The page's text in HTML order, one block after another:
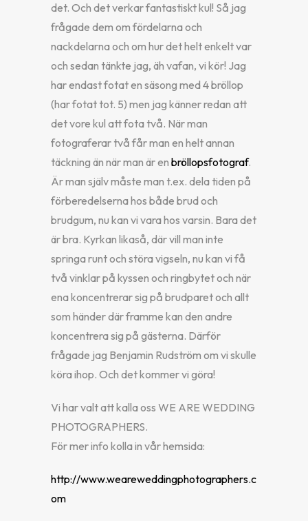
det. Och det verkar fantastiskt kul! Så jag
frågade dem om fördelarna och
nackdelarna och om hur det helt enkelt var
och sedan tänkte jag, äh vafan, vi kör! Jag
har endast fotat en säsong med 4 bröllop
(har fotat tot. 5) men jag känner redan att
det vore kul att fota två. När man
fotograferar två får man en helt annan
täckning än när man är en bröllopsfotograf.
Är man själv måste man t.ex. dela tiden på
förberedelserna hos både brud och
brudgum, nu kan vi vara hos varsin. Bara det
är bra. Kyrkan likaså, där vill man inte
springa runt och störa vigseln, nu kan vi få
två vinklar på kyssen och ringbytet och när
ena koncentrerar sig på brudparet och allt
som händer där framme kan den andre
koncentrera sig på gästerna. Därför
frågade jag Benjamin Rudström om vi skulle
köra ihop. Och det kommer vi göra!
Vi har valt att kalla oss WE ARE WEDDING
PHOTOGRAPHERS.
För mer info kolla in vår hemsida:
http://www.weareweddingphotographers.c
om